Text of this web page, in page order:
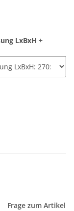
LxBxH +
Frage zum Artikel